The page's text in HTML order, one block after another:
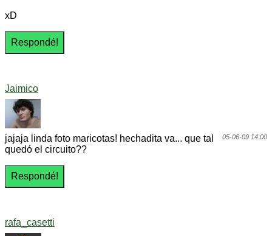
xD
Jaimico
05-06-09 14:00
jajaja linda foto maricotas! hechadita va... que tal
quedó el circuito??
rafa_casetti